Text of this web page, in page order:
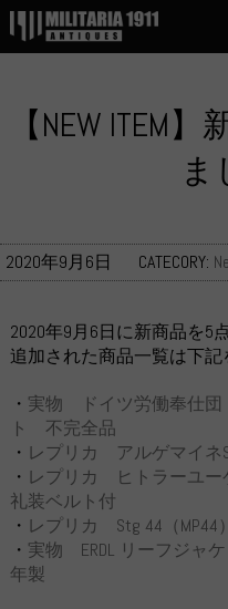
【NEW ITEM
ま
2020年9月6日 CATECORY:
2020年9月6日に新商品を5
追加された商品一覧は下記
・ 実物 ドイツ労働奉仕団
ト 不完全品
・ レプリカ アルゲマイネ
・ レプリカ ヒトラーユ
礼装ベルト付
・ レプリカ Stg 44（
・ 実物 ERDL リーフジャ
年製